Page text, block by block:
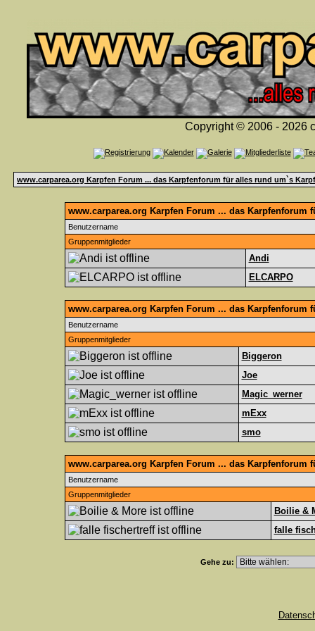
Copyright © 2006 - 2026
www.carparea.org Karpfen Forum ... das Karpfenforum für alles rund um`s
www.carparea.org Karpfen Forum ... das
Benutzername
Gruppenmitglieder
Andi
ELCARPO
www.carparea.org Karpfen Forum ... das Karpfenforum
Benutzername
Gruppenmitglieder
Biggeron
Joe
Magic_werner
mExx
smo
www.carparea.org Karpfen Forum ... das Karpfenforum
Benutzername
Gruppenmitglieder
Boilie &
falle
Gehe zu: